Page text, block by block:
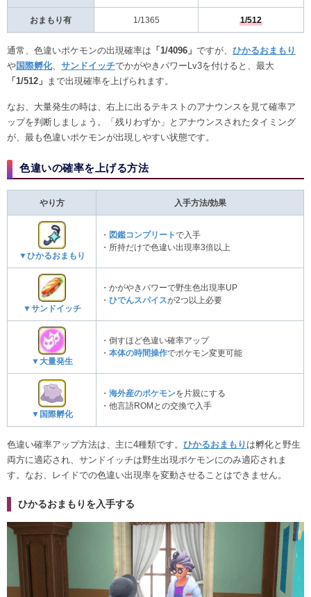
おまもり有 1/1365 1/512
通常、色違いポケモンの出現確率は 「1/4096」 ですが、 ひかるおまもり
や国際孵化、 サンドイッチでかがやきパワーLv3を付けると、最大
「1/512」
まで出現確率を上げられます。
なお、大量発生の時は、右上に出るテキストのアナウンスを見て確率ア
ップを判断しましょう。「残りわずか」とアナウンスされたタイミング
が、最も色違いポケモンが出現しやすい状態です。
色違いの確率を上げる方法
やり方 入手方法/効果
▼ひかるおまもり
・ 図鑑コンプリートで入手
・所持だけで色違い出現率3倍以上
▼サンドイッチ
・かがやきパワーで野生色出現率UP
・ ひでんスパイスが2つ以上必要
▼大量発生
・倒すほど色違い確率アップ
・ 本体の時間操作でポケモン変更可能
▼国際孵化
・ 海外産のポケモンを片親にする
・他言語ROMとの交換で入手
色違い確率アップ方法は、主に4種類です。 ひかるおまもり は孵化と野生
両方に適応され、サンドイッチは野生出現ポケモンにのみ適応されま
す。なお、レイドでの色違い出現率を変動させることはできません。
ひかるおまもりを入手する